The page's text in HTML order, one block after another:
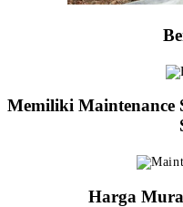
Memiliki Maintenance
Harga